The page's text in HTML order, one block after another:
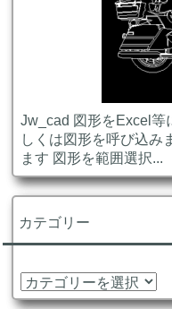
Jw_cad 図形をExcel等
しくは図形を呼び込
ます 図形を範囲選択...
カテゴリー
カ
テ